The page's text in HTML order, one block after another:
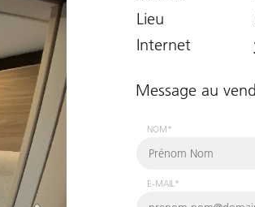
Lieu
Internet
Message au
NOM*
E-MAIL*